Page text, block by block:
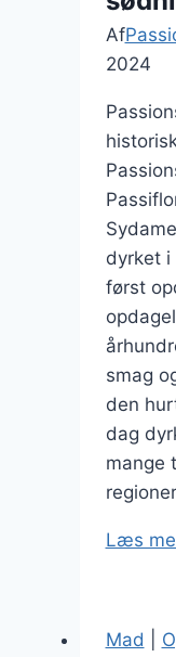
Af
2024
dyrket i
først
smag
den
dag
mange
Læs
Mad